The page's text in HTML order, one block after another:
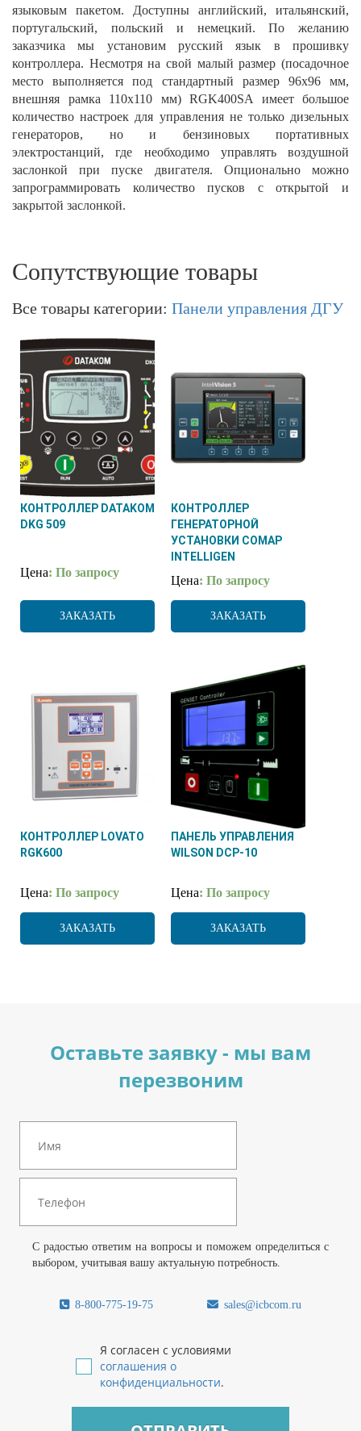
языковым пакетом. Доступны английский, итальянский,
португальский, польский и немецкий. По желанию
заказчика мы установим русский язык в прошивку
контроллера. Несмотря на свой малый размер (посадочное
место выполняется под стандартный размер 96х96 мм,
внешняя рамка 110х110 мм) RGK400SA имеет большое
количество настроек для управления не только дизельных
генераторов, но и бензиновых портативных
электростанций, где необходимо управлять воздушной
заслонкой при пуске двигателя. Опционально можно
запрограммировать количество пусков с открытой и
закрытой заслонкой.
Сопутствующие товары
Все товары категории: Панели управления ДГУ
КОНТРОЛЛЕР DATAKOM
DKG 509
Цена: По запросу
ЗАКАЗАТЬ
КОНТРОЛЛЕР
ГЕНЕРАТОРНОЙ
УСТАНОВКИ COMAP
INTELLIGEN
Цена: По запросу
ЗАКАЗАТЬ
КОНТРОЛЛЕР LOVATO
RGK600
Цена: По запросу
ЗАКАЗАТЬ
ПАНЕЛЬ УПРАВЛЕНИЯ
WILSON DCP-10
Цена: По запросу
ЗАКАЗАТЬ
Оставьте заявку - мы вам
перезвоним
С радостью ответим на вопросы и поможем определиться с
выбором, учитывая вашу актуальную потребность.
8-800-775-19-75 sales@icbcom.ru
Я согласен с условиями
соглашения о
конфиденциальности.